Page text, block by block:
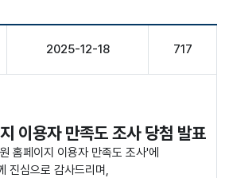
2025-12-18 717
이용자 만족도 조사 당첨 발표
홈페이지 이용자 만족도 조사'에
진심으로 감사드리며,